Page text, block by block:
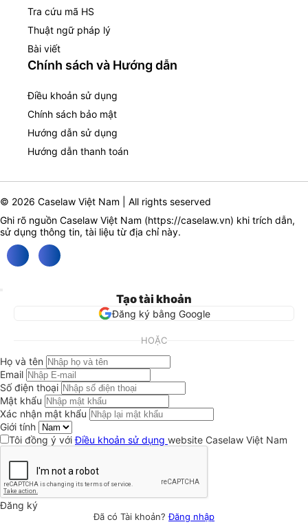
Tra cứu mã HS
Thuật ngữ pháp lý
Bài viết
Chính sách và Hướng dẫn
Điều khoản sử dụng
Chính sách bảo mật
Hướng dẫn sử dụng
Hướng dẫn thanh toán
© 2026 Caselaw Việt Nam | All rights seserved
Ghi rõ nguồn Caselaw Việt Nam (https://caselaw.vn) khi trích dẫn,
sử dụng thông tin, tài liệu từ địa chỉ này.
Tạo tài khoản
Đăng ký bằng Google
HOẶC
Họ và tên
Email
Số điện thoại
Mật khẩu
Xác nhận mật khẩu
Giới tính
Tôi đồng ý vớiĐiều khoản sử dụng website Caselaw Việt Nam
Đăng ký
Đã có Tài khoản?Đăng nhập